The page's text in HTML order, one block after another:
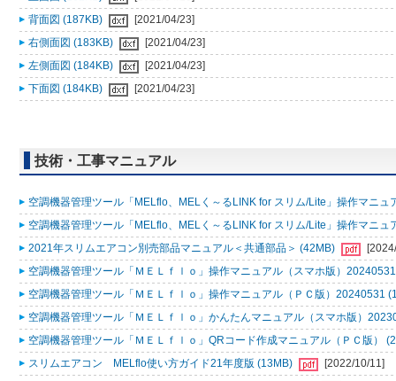
背面図 (187KB)
[2021/04/23]
右側面図 (183KB)
[2021/04/23]
左側面図 (184KB)
[2021/04/23]
下面図 (184KB)
[2021/04/23]
技術・工事マニュアル
空調機器管理ツール「MELflo、MELく～るLINK for スリム/Lite」操作マニュ
空調機器管理ツール「MELflo、MELく～るLINK for スリム/Lite」操作マニュ
2021年スリムエアコン別売部品マニュアル＜共通部品＞ (42MB)
空調機器管理ツール「ＭＥＬｆｌｏ」操作マニュアル（スマホ版）
空調機器管理ツール「ＭＥＬｆｌｏ」操作マニュアル（ＰＣ版）20240531
空調機器管理ツール「ＭＥＬｆｌｏ」かんたんマニュアル（スマホ版）
空調機器管理ツール「ＭＥＬｆｌｏ」QRコード作成マニュアル（ＰＣ版）
スリムエアコン MELflo使い方ガイド21年度版 (13MB)
[2022/10/11]